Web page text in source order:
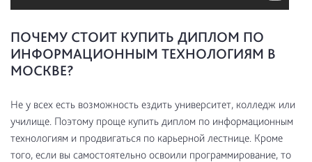
ПОЧЕМУ СТОИТ КУПИТЬ ДИПЛОМ ПО
ИНФОРМАЦИОННЫМ ТЕХНОЛОГИЯМ В
МОСКВЕ?
Не у всех есть возможность ездить университет, колледж или
училище. Поэтому проще купить диплом по информационным
технологиям и продвигаться по карьерной лестнице. Кроме
того, если вы самостоятельно освоили программирование, то